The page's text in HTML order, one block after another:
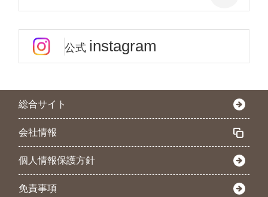
公式 instagram
総合サイト
会社情報
個人情報保護方針
免責事項